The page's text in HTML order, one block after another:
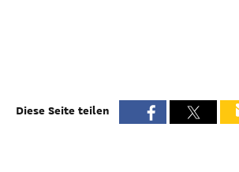
Diese Seite teilen